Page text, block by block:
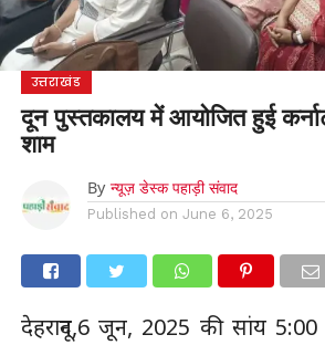
उत्तराखंड
दून पुस्तकालय में आयोजित हुई
शाम
By न्यूज़ डेस्क पहाड़ी संवाद
Published on June 6, 2025
देहरादून,6 जून, 2025 की सांय